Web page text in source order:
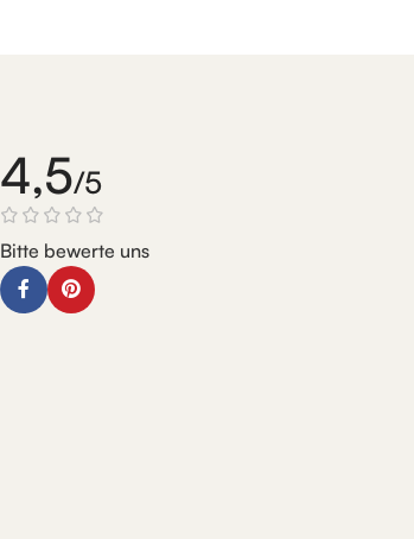
4,5/5
Bitte bewerte uns